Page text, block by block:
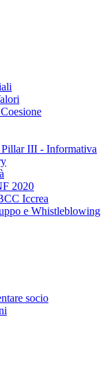
III - Informativa
2020
Iccrea
e Whistleblowing
socio